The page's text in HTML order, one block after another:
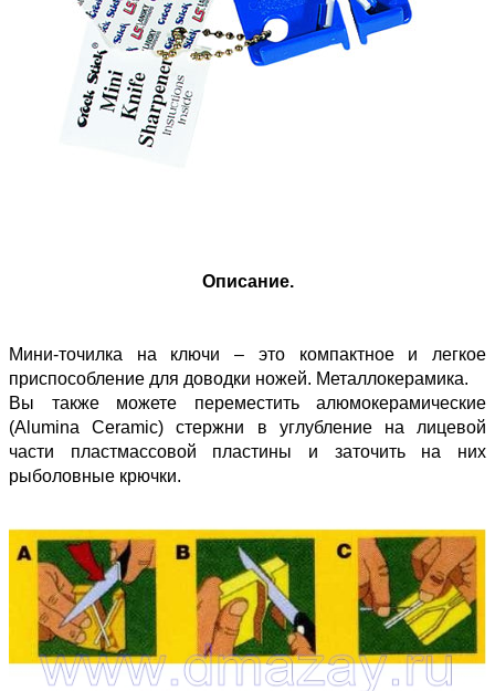
Описание.
Мини-точилка на ключи – это компактное и легкое
приспособление для доводки ножей. Металлокерамика.
Вы также можете переместить алюмокерамические
(Alumina Ceramic) стержни в углубление на лицевой
части пластмассовой пластины и заточить на них
рыболовные крючки.